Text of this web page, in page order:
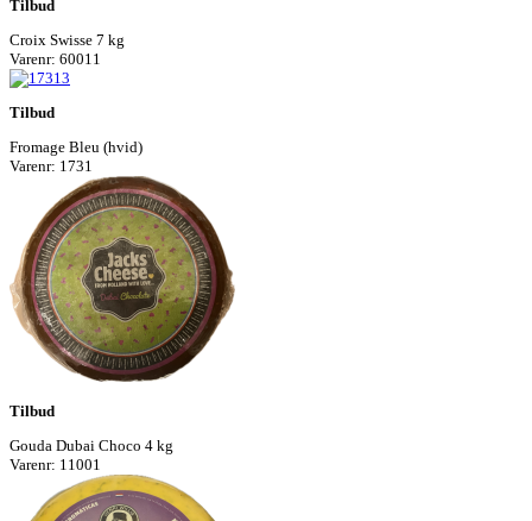
Tilbud
Croix Swisse 7 kg
Varenr: 60011
Tilbud
Fromage Bleu (hvid)
Varenr: 1731
Tilbud
Gouda Dubai Choco 4 kg
Varenr: 11001